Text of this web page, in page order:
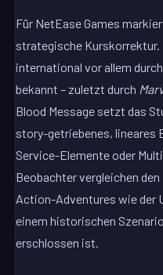
Für NetEase Games
strategische Kurskorrektur.
international vor allem
bekannt – zuletzt durch
Blood Message setzt das
story-getriebenes, lineares
Service-Elemente oder
Beobachter vergleichen
Action-Adventures wie der
einem historischen
erschlossen ist.